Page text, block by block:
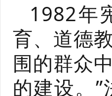
1982年
育、道德
围的群众
的建设。